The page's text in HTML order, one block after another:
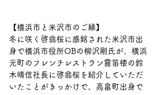
【横浜市と米沢市のご縁】
冬に咲く啓翁桜に感銘された米沢市出
身で横浜市役所OBの柳沢剛氏が、横浜
元町のフレンチレストラン霧笛楼の鈴
木晴信社長に啓翁桜を紹介していただ
いたことがきっかけで、高畠町出身で